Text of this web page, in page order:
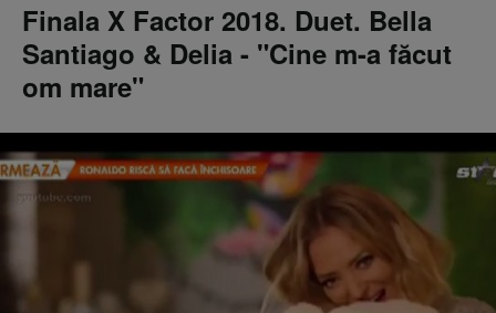
Finala X Factor 2018. Duet. Bella
Santiago & Delia - "Cine m-a făcut
om mare"